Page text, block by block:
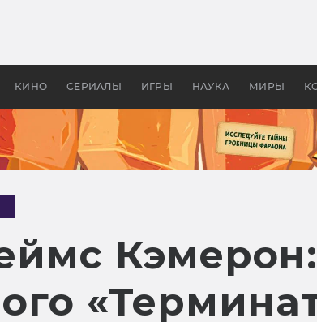
КИНО СЕРИАЛЫ ИГРЫ НАУКА МИРЫ
апокалипсис, в России